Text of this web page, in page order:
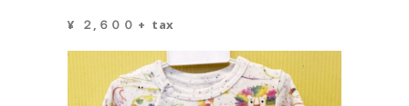
¥ ２,６００ + tax